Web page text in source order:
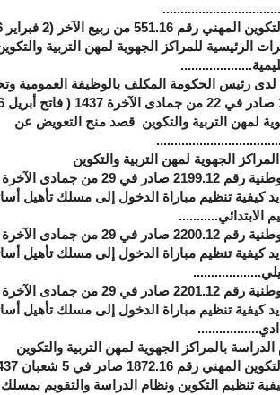
الرئيسية للمراكز الجهوية لمهن التربية
لدى رئيس الحكومة المكلف بالوظيفة العمومية
لمهن التربية والتكوين قصد منح التعويض عن
الجهوية لمهن التربية والتكوين
2012) بتحديد كيفية تنظيم مباراة الدخول إلى مسلك تأهيل
الابتدائي...........
2012) بتحديد كيفية تنظيم مباراة الدخول إلى مسلك تأهيل
2012) بتحديد كيفية تنظيم مباراة الدخول إلى مسلك تأهيل
بالمراكز الجهوية لمهن التربية والتكوين
كيفية تنظيم التكوين ونظام الدراسة والتقويم